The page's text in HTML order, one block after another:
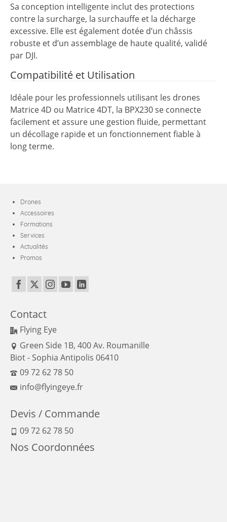
Sa conception intelligente inclut des protections
contre la surcharge, la surchauffe et la décharge
excessive. Elle est également dotée d’un châssis
robuste et d’un assemblage de haute qualité, validé
par DJI.
Compatibilité et Utilisation
Idéale pour les professionnels utilisant les drones
Matrice 4D ou Matrice 4DT, la BPX230 se connecte
facilement et assure une gestion fluide, permettant
un décollage rapide et un fonctionnement fiable à
long terme.
Drones
Accessoires
Formations
Services
Actualités
Promos
Contact
Flying Eye
Green Side 1B, 400 Av. Roumanille
Biot - Sophia Antipolis 06410
09 72 62 78 50
info@flyingeye.fr
Devis / Commande
09 72 62 78 50
Nos Coordonnées